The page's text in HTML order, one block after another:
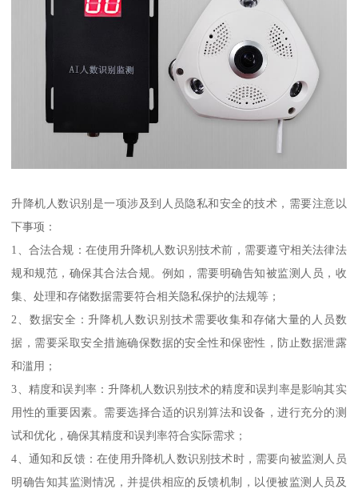
升降机人数识别是一项涉及到人员隐私和安全的技术，需要注意以
下事项：
1、合法合规：在使用升降机人数识别技术前，需要遵守相关法律法
规和规范，确保其合法合规。例如，需要明确告知被监测人员，收
集、处理和存储数据需要符合相关隐私保护的法规等；
2、数据安全：升降机人数识别技术需要收集和存储大量的人员数
据，需要采取安全措施确保数据的安全性和保密性，防止数据泄露
和滥用；
3、精度和误判率：升降机人数识别技术的精度和误判率是影响其实
用性的重要因素。需要选择合适的识别算法和设备，进行充分的测
试和优化，确保其精度和误判率符合实际需求；
4、通知和反馈：在使用升降机人数识别技术时，需要向被监测人员
明确告知其监测情况，并提供相应的反馈机制，以便被监测人员及